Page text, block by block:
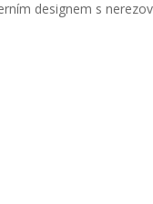
designem s